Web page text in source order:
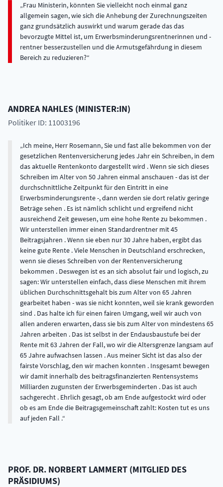
Frau Ministerin, könnten Sie vielleicht noch einmal ganz
allgemein sagen, wie sich die Anhebung der Zurechnungszeiten
ganz grundsätzlich auswirkt und warum gerade das das
bevorzugte Mittel ist, um Erwerbsminderungsrentnerinnen und -
rentner besserzustellen und die Armutsgefährdung in diesem
Bereich zu reduzieren?
ANDREA NAHLES (MINISTER:IN)
Politiker ID: 11003196
Ich meine, Herr Rosemann, Sie und fast alle bekommen von der
gesetzlichen Rentenversicherung jedes Jahr ein Schreiben, in dem
das aktuelle Rentenkonto dargestellt wird . Wenn sie sich dieses
Schreiben im Alter von 50 Jahren einmal anschauen - das ist der
durchschnittliche Zeitpunkt für den Eintritt in eine
Erwerbsminderungsrente -, dann werden sie dort relativ geringe
Beträge sehen . Es ist nämlich schlicht und ergreifend nicht
ausreichend Zeit gewesen, um eine hohe Rente zu bekommen .
Wir unterstellen immer einen Standardrentner mit 45
Beitragsjahren . Wenn sie eben nur 30 Jahre haben, ergibt das
keine gute Rente . Viele Menschen in Deutschland erschrecken,
wenn sie dieses Schreiben von der Rentenversicherung
bekommen . Deswegen ist es an sich absolut fair und logisch, zu
sagen: Wir unterstellen einfach, dass diese Menschen mit ihrem
üblichen Durchschnittsgehalt bis zum Alter von 65 Jahren
gearbeitet haben - was sie nicht konnten, weil sie krank geworden
sind . Das halte ich für einen fairen Umgang, weil wir auch von
allen anderen erwarten, dass sie bis zum Alter von mindestens 65
Jahren arbeiten . Das ist selbst in der Endausbaustufe bei der
Rente mit 63 Jahren der Fall, wo wir die Altersgrenze langsam auf
65 Jahre aufwachsen lassen . Aus meiner Sicht ist das also der
fairste Vorschlag, den wir machen konnten . Insgesamt bewegen
wir damit innerhalb des beitragsfinanzierten Rentensystems
Milliarden zugunsten der Erwerbsgeminderten . Das ist auch
sachgerecht . Ehrlich gesagt, ob am Ende aufgestockt wird oder
ob es am Ende die Beitragsgemeinschaft zahlt: Kosten tut es uns
auf jeden Fall .
PROF. DR. NORBERT LAMMERT (MITGLIED DES
PRÄSIDIUMS)